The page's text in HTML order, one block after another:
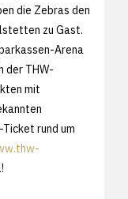
die Zebras den
zu Gast.
Arena
der THW-
mit
rund um